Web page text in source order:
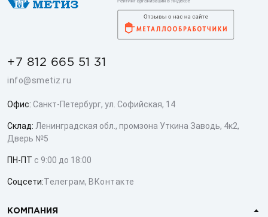
+7 812 665 51 31
info@smetiz.ru
Офис: Санкт-Петербург, ул. Софийская, 14
Склад: Ленинградская обл., промзона Уткина Заводь, 4к2,
Дверь №5
ПН-ПТ с 9:00 до 18:00
Соцсети:Телеграм, ВКонтакте
КОМПАНИЯ